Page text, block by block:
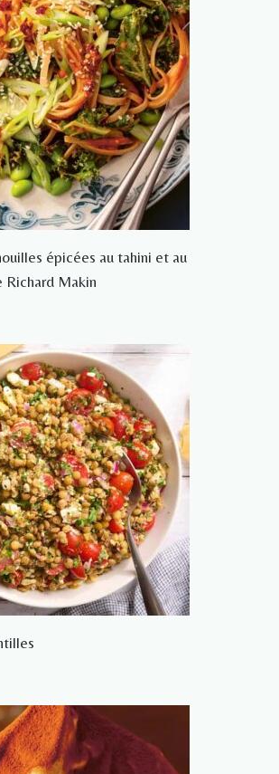
épicées au tahini et au
Richard Makin